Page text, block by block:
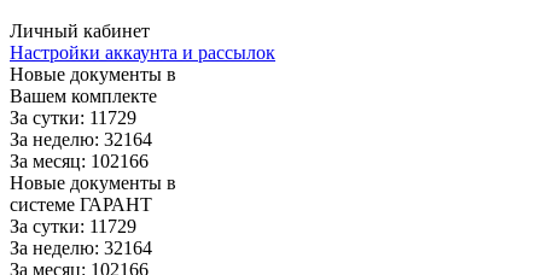
Личный кабинет
Настройки аккаунта и рассылок
Новые документы в
Вашем комплекте
За сутки: 11729
За неделю: 32164
За месяц: 102166
Новые документы в
системе ГАРАНТ
За сутки: 11729
За неделю: 32164
За месяц: 102166